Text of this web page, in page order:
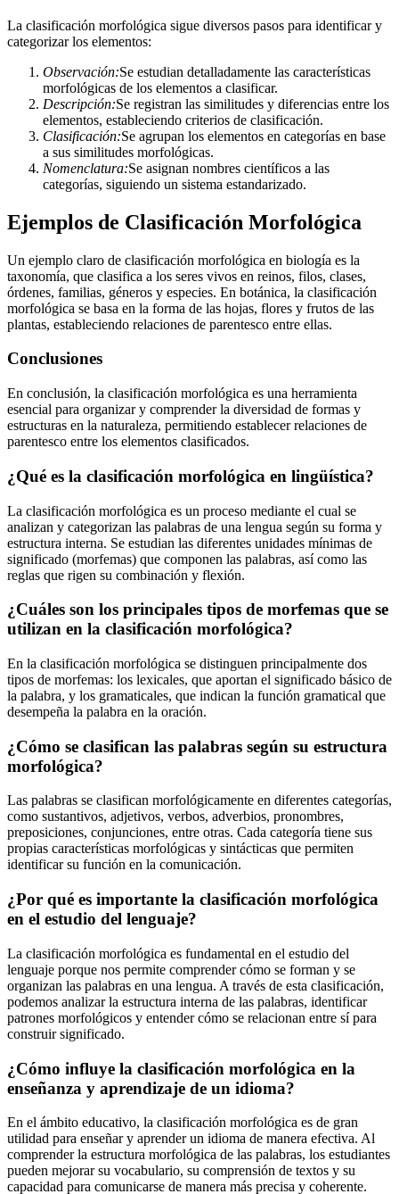
La clasificación morfológica sigue diversos pasos para identificar y
categorizar los elementos:
Observación:Se estudian detalladamente las características
morfológicas de los elementos a clasificar.
Descripción:Se registran las similitudes y diferencias entre los
elementos, estableciendo criterios de clasificación.
Clasificación:Se agrupan los elementos en categorías en base
a sus similitudes morfológicas.
Nomenclatura:Se asignan nombres científicos a las
categorías, siguiendo un sistema estandarizado.
Ejemplos de Clasificación Morfológica
Un ejemplo claro de clasificación morfológica en biología es la
taxonomía, que clasifica a los seres vivos en reinos, filos, clases,
órdenes, familias, géneros y especies. En botánica, la clasificación
morfológica se basa en la forma de las hojas, flores y frutos de las
plantas, estableciendo relaciones de parentesco entre ellas.
Conclusiones
En conclusión, la clasificación morfológica es una herramienta
esencial para organizar y comprender la diversidad de formas y
estructuras en la naturaleza, permitiendo establecer relaciones de
parentesco entre los elementos clasificados.
¿Qué es la clasificación morfológica en lingüística?
La clasificación morfológica es un proceso mediante el cual se
analizan y categorizan las palabras de una lengua según su forma y
estructura interna. Se estudian las diferentes unidades mínimas de
significado (morfemas) que componen las palabras, así como las
reglas que rigen su combinación y flexión.
¿Cuáles son los principales tipos de morfemas que se
utilizan en la clasificación morfológica?
En la clasificación morfológica se distinguen principalmente dos
tipos de morfemas: los lexicales, que aportan el significado básico de
la palabra, y los gramaticales, que indican la función gramatical que
desempeña la palabra en la oración.
¿Cómo se clasifican las palabras según su estructura
morfológica?
Las palabras se clasifican morfológicamente en diferentes categorías,
como sustantivos, adjetivos, verbos, adverbios, pronombres,
preposiciones, conjunciones, entre otras. Cada categoría tiene sus
propias características morfológicas y sintácticas que permiten
identificar su función en la comunicación.
¿Por qué es importante la clasificación morfológica
en el estudio del lenguaje?
La clasificación morfológica es fundamental en el estudio del
lenguaje porque nos permite comprender cómo se forman y se
organizan las palabras en una lengua. A través de esta clasificación,
podemos analizar la estructura interna de las palabras, identificar
patrones morfológicos y entender cómo se relacionan entre sí para
construir significado.
¿Cómo influye la clasificación morfológica en la
enseñanza y aprendizaje de un idioma?
En el ámbito educativo, la clasificación morfológica es de gran
utilidad para enseñar y aprender un idioma de manera efectiva. Al
comprender la estructura morfológica de las palabras, los estudiantes
pueden mejorar su vocabulario, su comprensión de textos y su
capacidad para comunicarse de manera más precisa y coherente.